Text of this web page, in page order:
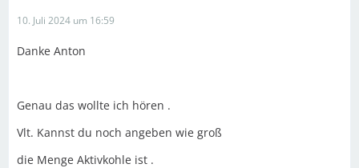
10. Juli 2024 um 16:59
Danke Anton
Genau das wollte ich hören .
Vlt. Kannst du noch angeben wie groß
die Menge Aktivkohle ist .